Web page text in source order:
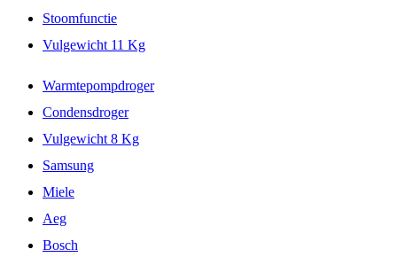
Stoomfunctie
Vulgewicht 11 Kg
Warmtepompdroger
Condensdroger
Vulgewicht 8 Kg
Samsung
Miele
Aeg
Bosch